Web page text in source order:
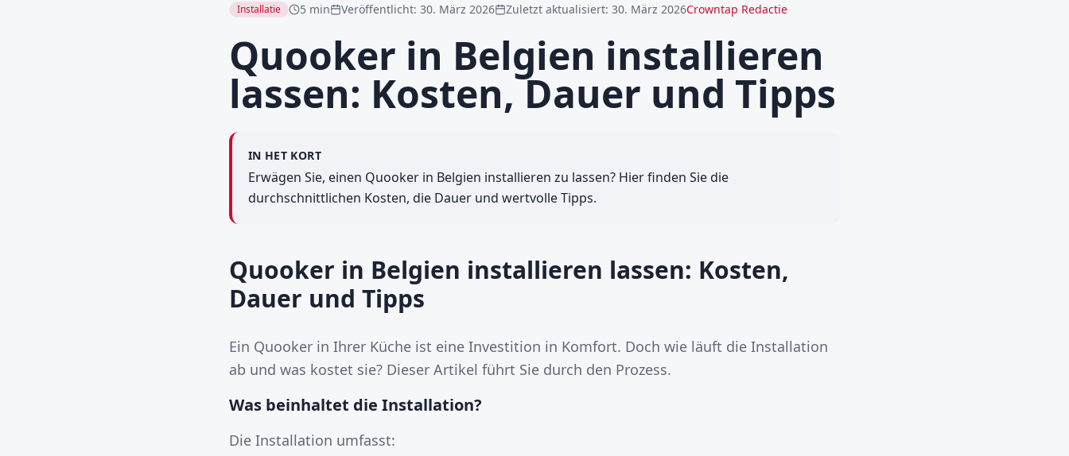
Installatie 5 min Veröffentlicht: 30. März 2026 Zuletzt aktualisiert: 30. März 2026Crowntap Redactie
Quooker in Belgien installieren
lassen: Kosten, Dauer und Tipps
IN HET KORT
Erwägen Sie, einen Quooker in Belgien installieren zu lassen? Hier finden Sie die
durchschnittlichen Kosten, die Dauer und wertvolle Tipps.
Quooker in Belgien installieren lassen: Kosten,
Dauer und Tipps
Ein Quooker in Ihrer Küche ist eine Investition in Komfort. Doch wie läuft die Installation
ab und was kostet sie? Dieser Artikel führt Sie durch den Prozess.
Was beinhaltet die Installation?
Die Installation umfasst: